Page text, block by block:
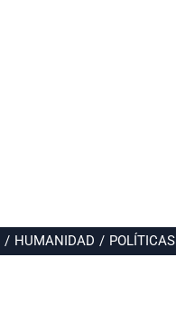
/ HUMANIDAD / POLÍTICAS